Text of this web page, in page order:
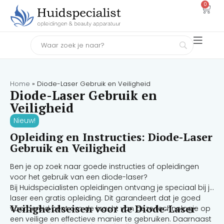
0
Home » Diode-Laser Gebruik en Veiligheid
Diode-Laser Gebruik en
Veiligheid
Nieuw!
Opleiding en Instructies: Diode-Laser
Gebruik en Veiligheid
Ben je op zoek naar goede instructies of opleidingen
voor het gebruik van een diode-laser?
Bij Huidspecialisten opleidingen ontvang je speciaal bij je
laser een gratis opleiding. Dit garandeert dat je goed
voorbereid bent om de kracht van deze technologie op
een veilige en effectieve manier te gebruiken. Daarnaast
Veiligheidseisen voor de Diode-Laser